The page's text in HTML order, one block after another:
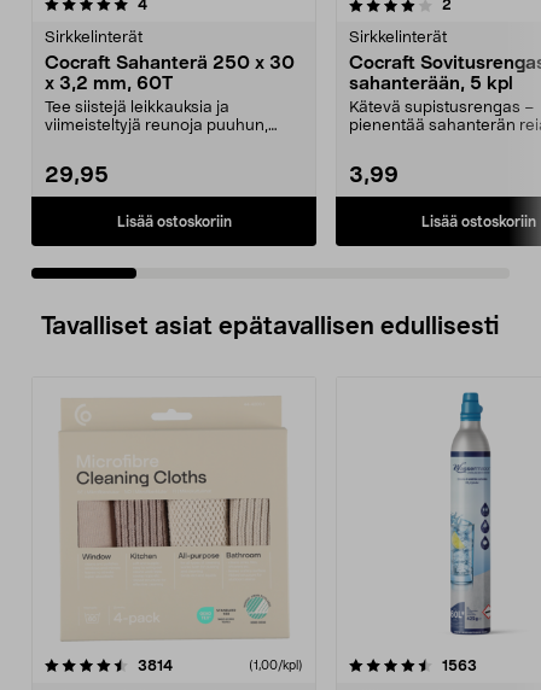
4arvostelut
Sirkkelinterät
Cocraft Sahanterä 250 x 30
x 3,2 mm, 60T
Tee siistejä leikkauksia ja
viimeisteltyjä reunoja puuhun,
29,95
Lisää ostoskoriin
4.0 viidestä
2
Sirkkelinterät
Cocraft
sahanterään, 5 kpl
Kätevä supistusrengas –
pienentää sahanterän
3,99
Lisää ostoskoriin
4.0 viidestä
Tavalliset asiat epätavallisen edullisesti
3814arvostelut (1,00/kpl)
4.5viidestä
1563
4.5viidestä